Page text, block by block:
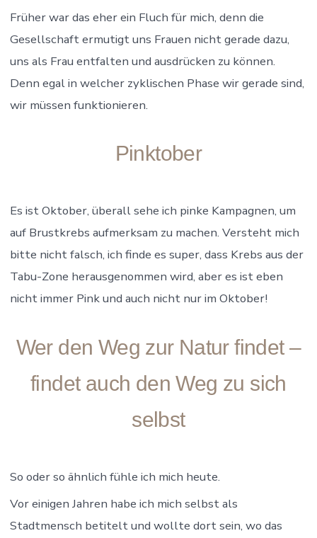
Früher war das eher ein Fluch für mich, denn die
Gesellschaft ermutigt uns Frauen nicht gerade dazu,
uns als Frau entfalten und ausdrücken zu können.
Denn egal in welcher zyklischen Phase wir gerade sind,
wir müssen funktionieren.
Pinktober
Es ist Oktober, überall sehe ich pinke Kampagnen, um
auf Brustkrebs aufmerksam zu machen. Versteht mich
bitte nicht falsch, ich finde es super, dass Krebs aus der
Tabu-Zone herausgenommen wird, aber es ist eben
nicht immer Pink und auch nicht nur im Oktober!
Wer den Weg zur Natur findet –
findet auch den Weg zu sich
selbst
So oder so ähnlich fühle ich mich heute.
Vor einigen Jahren habe ich mich selbst als
Stadtmensch betitelt und wollte dort sein, wo das